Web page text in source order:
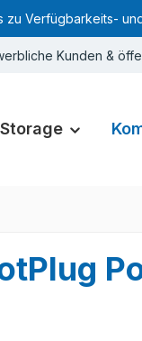
zu Verfügbarkeits-
Kunden &
Storage